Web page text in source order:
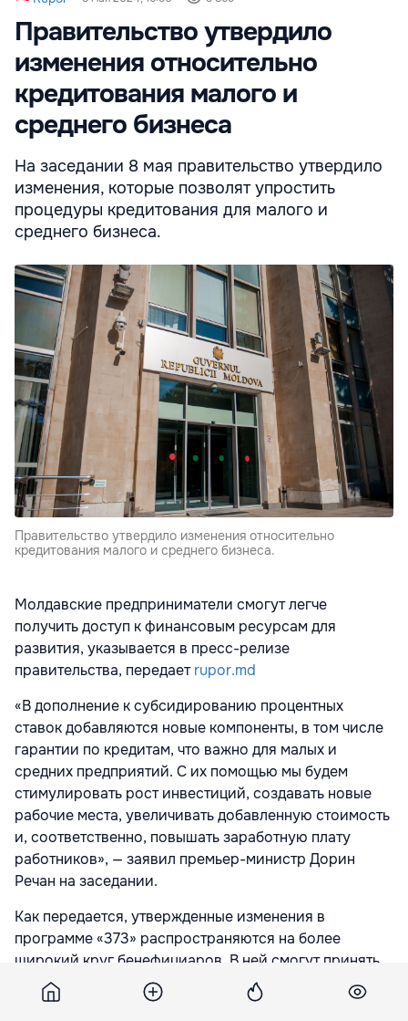
Правительство утвердило
изменения относительно
кредитования малого и
среднего бизнеса
На заседании 8 мая правительство утвердило
изменения, которые позволят упростить
процедуры кредитования для малого и
среднего бизнеса.
Правительство утвердило изменения относительно
кредитования малого и среднего бизнеса.
Молдавские предприниматели смогут легче
получить доступ к финансовым ресурсам для
развития, указывается в пресс-релизе
правительства, передаетrupor.md
«В дополнение к субсидированию процентных
ставок добавляются новые компоненты, в том числе
гарантии по кредитам, что важно для малых и
средних предприятий. С их помощью мы будем
стимулировать рост инвестиций, создавать новые
рабочие места, увеличивать добавленную стоимость
и, соответственно, повышать заработную плату
работников», — заявил премьер-министр Дорин
Речан на заседании.
Как передается, утвержденные изменения в
программе «373» распространяются на более
широкий круг бенефициаров. В ней смогут принять
участие малые и средние предприятия в сфере
торговли (исключая табачную и алкогольную